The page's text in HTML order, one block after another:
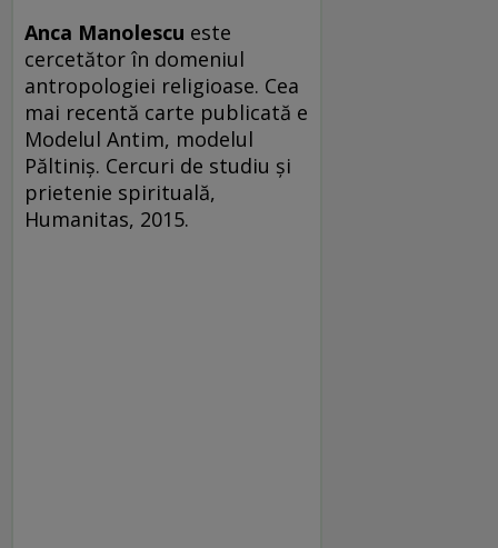
Anca Manolescu este
cercetător în domeniul
antropologiei religioase. Cea
mai recentă carte publicată e
Modelul Antim, modelul
Păltiniş. Cercuri de studiu şi
prietenie spirituală,
Humanitas, 2015.